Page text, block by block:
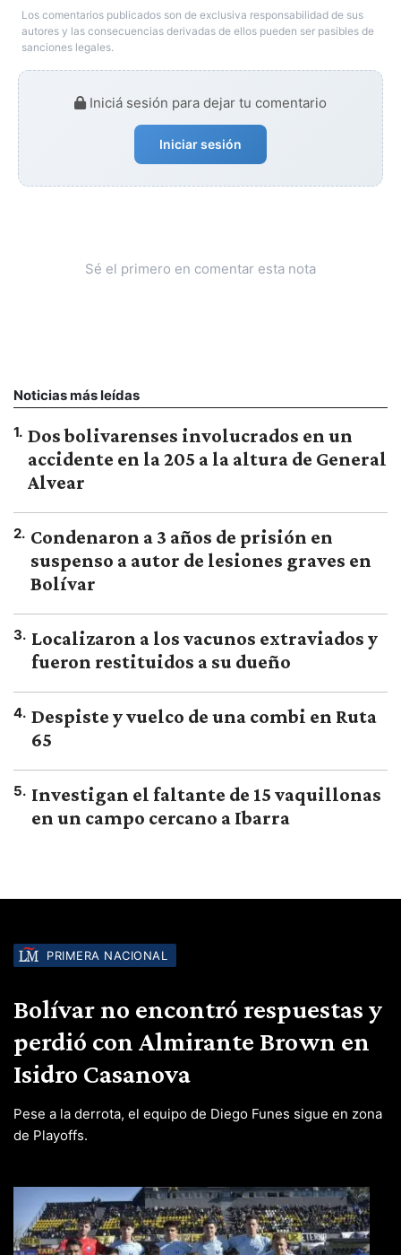
Los comentarios publicados son de exclusiva responsabilidad de sus
autores y las consecuencias derivadas de ellos pueden ser pasibles de
sanciones legales.
Iniciá sesión para dejar tu comentario
Iniciar sesión
Sé el primero en comentar esta nota
Noticias más leídas
1. Dos bolivarenses involucrados en un
accidente en la 205 a la altura de General
Alvear
2. Condenaron a 3 años de prisión en
suspenso a autor de lesiones graves en
Bolívar
3. Localizaron a los vacunos extraviados y
fueron restituidos a su dueño
4. Despiste y vuelco de una combi en Ruta
65
5. Investigan el faltante de 15 vaquillonas
en un campo cercano a Ibarra
PRIMERA NACIONAL
Bolívar no encontró respuestas y
perdió con Almirante Brown en
Isidro Casanova
Pese a la derrota, el equipo de Diego Funes sigue en zona
de Playoffs.